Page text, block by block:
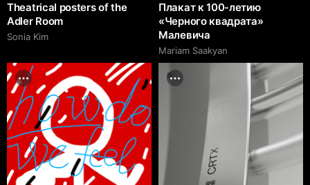
Theatrical posters of the
Adler Room
Sonia Kim
Плакат к 100-летию
«Черного квадрата»
Малевича
Mariam Saakyan